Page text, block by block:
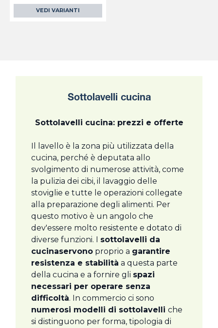
VEDI VARIANTI
Sottolavelli cucina
Sottolavelli cucina: prezzi e offerte
Il lavello è la zona più utilizzata della
cucina, perché è deputata allo
svolgimento di numerose attività, come
la pulizia dei cibi, il lavaggio delle
stoviglie e tutte le operazioni collegate
alla preparazione degli alimenti. Per
questo motivo è un angolo che
dev'essere molto resistente e dotato di
diverse funzioni. I sottolavelli da
cucinaservono proprio a garantire
resistenza e stabilità a questa parte
della cucina e a fornire gli spazi
necessari per operare senza
difficoltà. In commercio ci sono
numerosi modelli di sottolavelli che
si distinguono per forma, tipologia di